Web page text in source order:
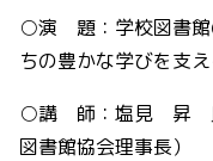
○演 題：学校図書館
ちの豊かな学びを支
○講 師：塩見 昇 氏
図書館協会理事長）